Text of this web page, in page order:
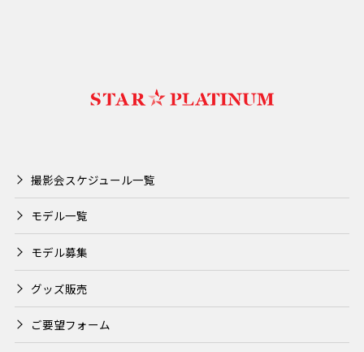
撮影会スケジュール一覧
モデル一覧
モデル募集
グッズ販売
ご要望フォーム